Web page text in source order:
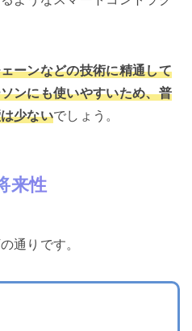
ーンなどの技術に精通して
ンにも使いやすいため、普
少ないでしょう。
来性
通りです。